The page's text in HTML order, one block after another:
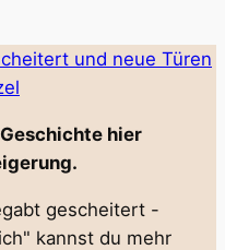
hier
gescheitert -
kannst du mehr